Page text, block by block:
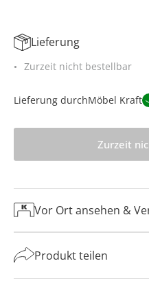
Lieferung
Zurzeit nicht bestellbar
Lieferung durchMöbel Kraft
Zurzeit
Vor Ort ansehen &
Produkt teilen